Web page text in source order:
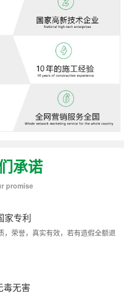
承诺
promise
家专利
，荣誉，真实有效，若有造假全额退
毒无害